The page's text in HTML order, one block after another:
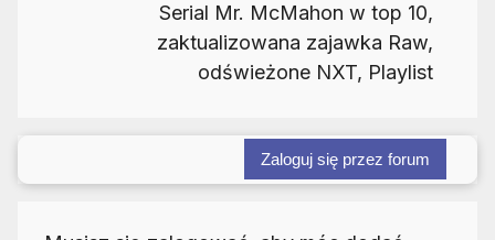
Serial Mr. McMahon w top 10,
zaktualizowana zajawka Raw,
odświeżone NXT, Playlist
Zaloguj się przez forum